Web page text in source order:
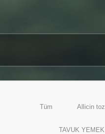
Tüm Allicin toz
TAVUK YEMEK